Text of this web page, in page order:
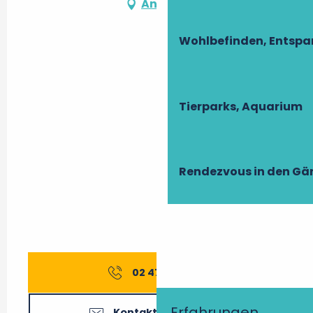
Wohlbefinden,
Tierparks, Aquarium
Rendezvous in den
Das ganze Jahr über 2039
Das ganze Jahr über 2040
Das ganze Jahr über 2043
Anfahrt
02 47 21 65